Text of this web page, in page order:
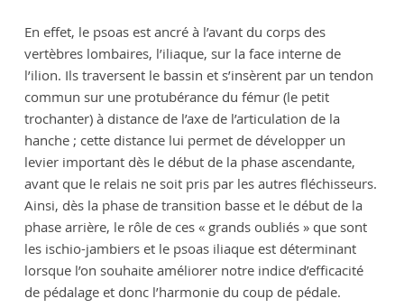
En effet, le psoas est ancré à l’avant du corps des
vertèbres lombaires, l’iliaque, sur la face interne de
l’ilion. Ils traversent le bassin et s’insèrent par un tendon
commun sur une protubérance du fémur (le petit
trochanter) à distance de l’axe de l’articulation de la
hanche ; cette distance lui permet de développer un
levier important dès le début de la phase ascendante,
avant que le relais ne soit pris par les autres fléchisseurs.
Ainsi, dès la phase de transition basse et le début de la
phase arrière, le rôle de ces « grands oubliés » que sont
les ischio-jambiers et le psoas iliaque est déterminant
lorsque l’on souhaite améliorer notre indice d’efficacité
de pédalage et donc l’harmonie du coup de pédale.